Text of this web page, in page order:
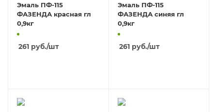
Эмаль ПФ-115
ФАЗЕНДА красная гл
0,9кг
261 руб./шт
Эмаль ПФ-115
ФАЗЕНДА синяя гл
0,9кг
261руб./шт